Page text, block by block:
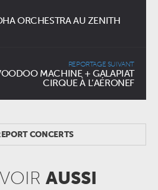
ORCHESTRA AU ZENITH
REPORTAGE SUIVANT
MACHINE + GALAPIAT
CIRQUE À L’AÉRONEF
CONCERTS
AUSSI